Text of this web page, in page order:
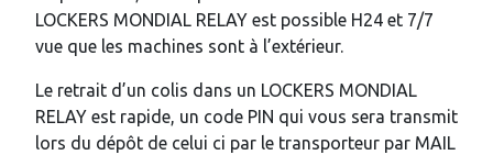
LOCKERS MONDIAL RELAY est possible H24 et 7/7
vue que les machines sont à l’extérieur.
Le retrait d’un colis dans un LOCKERS MONDIAL
RELAY est rapide, un code PIN qui vous sera transmit
lors du dépôt de celui ci par le transporteur par MAIL